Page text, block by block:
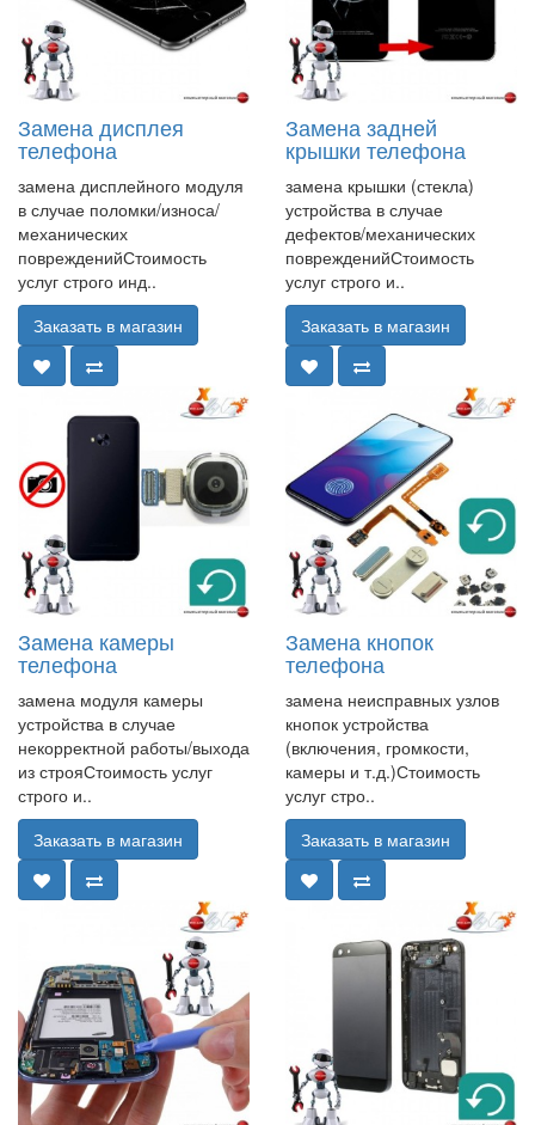
Замена дисплея
телефона
замена дисплейного модуля
в случае поломки/износа/
механических
поврежденийСтоимость
услуг строго инд..
Заказать в магазин
Замена задней
крышки телефона
замена крышки (стекла)
устройства в случае
дефектов/механических
поврежденийСтоимость
услуг строго и..
Заказать в магазин
Замена камеры
телефона
замена модуля камеры
устройства в случае
некорректной работы/выхода
из строяСтоимость услуг
строго и..
Заказать в магазин
Замена кнопок
телефона
замена неисправных узлов
кнопок устройства
(включения, громкости,
камеры и т.д.)Стоимость
услуг стро..
Заказать в магазин